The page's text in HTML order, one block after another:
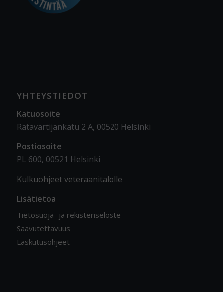
YHTEYSTIEDOT
Katuosoite
Ratavartijankatu 2 A, 00520 Helsinki
Postiosoite
PL 600, 00521 Helsinki
Kulkuohjeet veteraanitalolle
Lisätietoa
Tietosuoja- ja rekisteriseloste
Saavutettavuus
Laskutusohjeet